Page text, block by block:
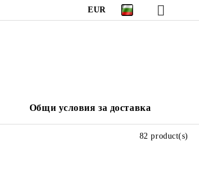
EUR
Общи условия за доставка
82 product(s)